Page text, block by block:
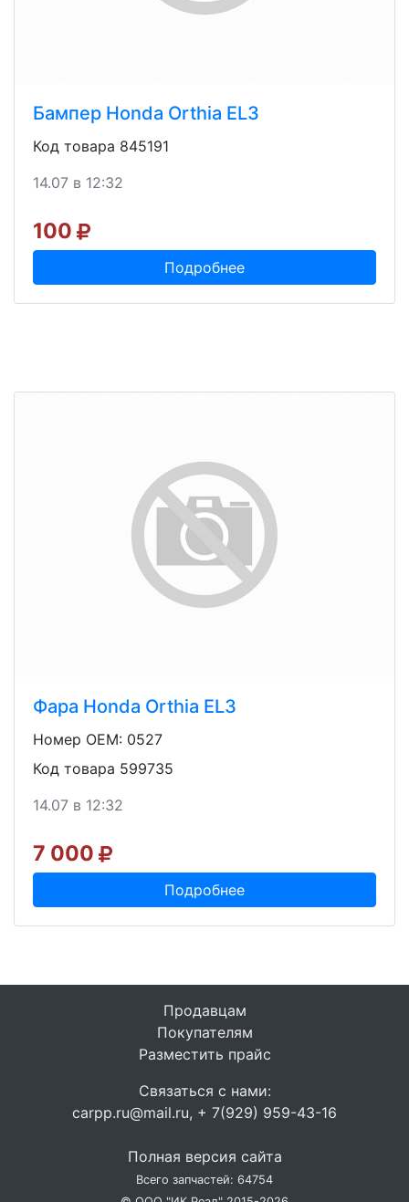
Бампер Honda Orthia EL3
Код товара 845191
14.07 в 12:32
100
Подробнее
Фара Honda Orthia EL3
Номер OEM: 0527
Код товара 599735
14.07 в 12:32
7 000
Подробнее
Продавцам
Покупателям
Разместить прайс
Связаться с нами:
carpp.ru@mail.ru, + 7(929) 959-43-16
Полная версия сайта
Всего запчастей: 64754